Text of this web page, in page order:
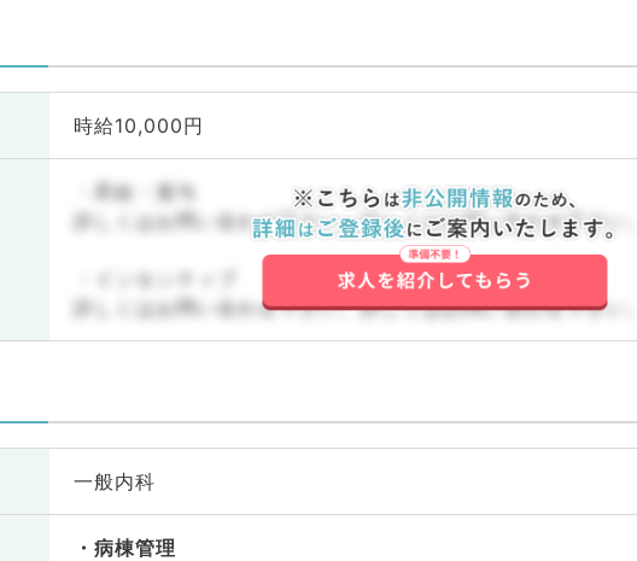
時給10,000円
・昇給・賞与
詳しくはお問い合わせ下さい。詳しくはお問い合わせ下さい。
・インセンティブ
詳しくはお問い合わせ下さい。詳しくはお問い合わせ下さい。
一般内科
病棟管理